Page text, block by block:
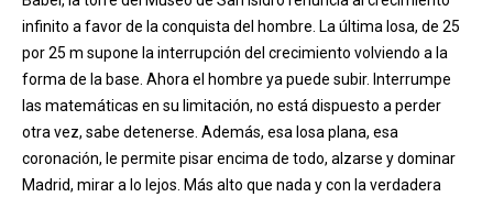
infinito a favor de la conquista del hombre. La última losa, de 25
por 25 m supone la interrupción del crecimiento volviendo a la
forma de la base. Ahora el hombre ya puede subir. Interrumpe
las matemáticas en su limitación, no está dispuesto a perder
otra vez, sabe detenerse. Además, esa losa plana, esa
coronación, le permite pisar encima de todo, alzarse y dominar
Madrid, mirar a lo lejos. Más alto que nada y con la verdadera